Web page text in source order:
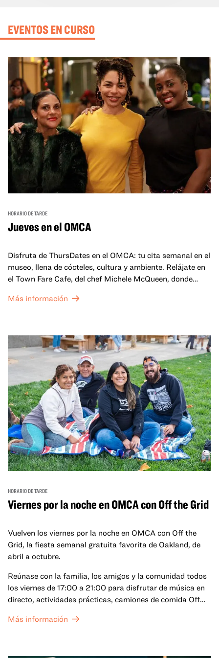
EVENTOS EN CURSO
HORARIO DE TARDE
Jueves en el OMCA
Disfruta de ThursDates en el OMCA: tu cita semanal en el
museo, llena de cócteles, cultura y ambiente. Relájate en
el Town Fare Cafe, del chef Michele McQueen, donde
fondo, o explora las galerías, que cobran vida por la noche
adultos!
Más información
HORARIO DE TARDE
Viernes por la noche en OMCA con Off the Grid
Vuelven los viernes por la noche en OMCA con Off the
Grid, la fiesta semanal gratuita favorita de Oakland, de
abril a octubre.
Reúnase con la familia, los amigos y la comunidad todos
los viernes de 17:00 a 21:00 para disfrutar de música en
directo, actividades prácticas, camiones de comida Off
exposiciones especiales, con una
Más información